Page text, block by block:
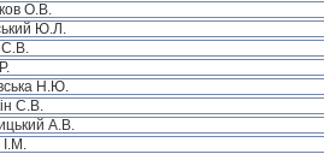
О.В.
Ю.Л.
С.В.
Н.Ю.
С.В.
А.В.